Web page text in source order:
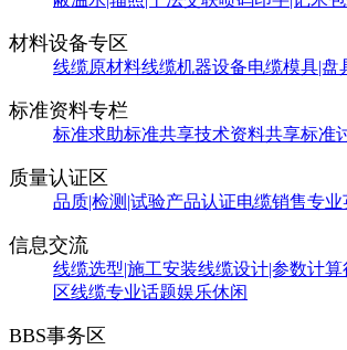
材料设备专区
线缆原材料线缆机器设备电缆模具|盘
标准资料专栏
标准求助标准共享技术资料共享标准
质量认证区
品质|检测|试验产品认证电缆销售专业
信息交流
线缆选型|施工安装线缆设计|参数计算
区线缆专业话题娱乐休闲
BBS事务区